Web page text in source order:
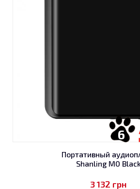
6
Портативный
Shanling M0
3 132 грн